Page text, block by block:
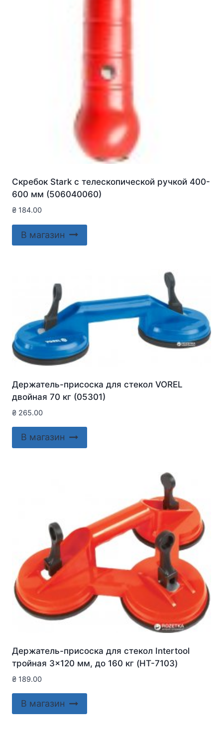
Скребок Stark с телескопической ручкой 400-
600 мм (506040060)
₴ 184.00
В магазин
Держатель-присоска для стекол VOREL
двойная 70 кг (05301)
₴ 265.00
В магазин
Держатель-присоска для стекол Intertool
тройная 3×120 мм, до 160 кг (HT-7103)
₴ 189.00
В магазин